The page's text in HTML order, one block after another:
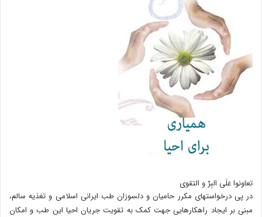
تعاونوا عَلَی البِرِّ و التقوی
در پی درخواستهای مکرر حامیان و دلسوزان طب ایرانی اسلامی و تغذیه سالم،
مبنی بر ایجاد راهکارهایی جهت کمک به تقویت جریان احیا این طب و امکان